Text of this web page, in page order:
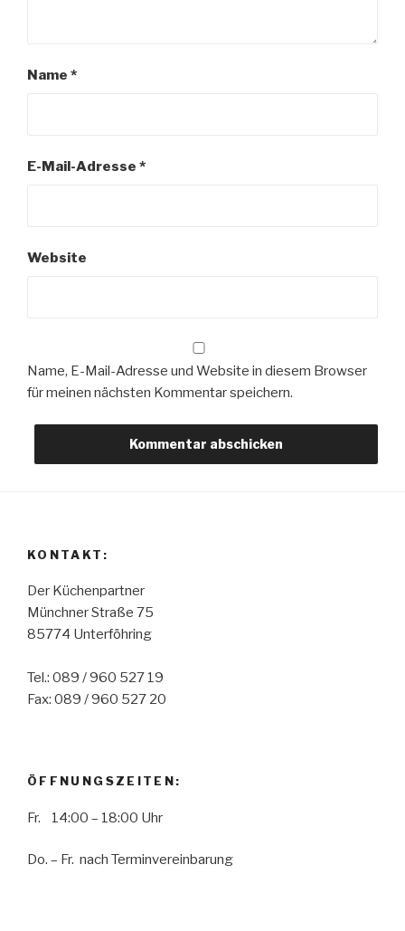
Name *
E-Mail-Adresse *
Website
Name, E-Mail-Adresse und Website in diesem Browser
für meinen nächsten Kommentar speichern.
KONTAKT:
Der Küchenpartner
Münchner Straße 75
85774 Unterföhring
Tel.: 089 / 960 527 19
Fax: 089 / 960 527 20
ÖFFNUNGSZEITEN:
Fr. 14:00 – 18:00 Uhr
Do. – Fr. nach Terminvereinbarung